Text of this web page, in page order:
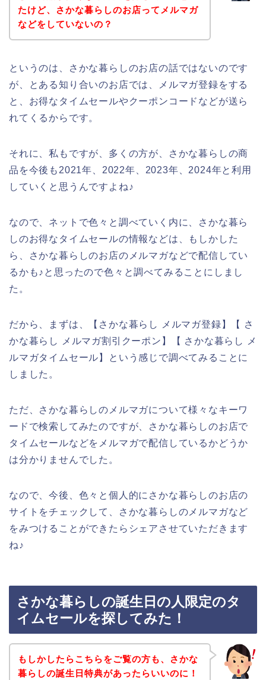
たけど、さかな暮らしのお店ってメルマガ
などをしていないの？
というのは、さかな暮らしのお店の話ではないのです
が、とある知り合いのお店では、メルマガ登録をする
と、お得なタイムセールやクーポンコードなどが送ら
れてくるからです。
それに、私もですが、多くの方が、さかな暮らしの商
品を今後も2021年、2022年、2023年、2024年と利用
していくと思うんですよね♪
なので、ネットで色々と調べていく内に、さかな暮ら
しのお得なタイムセールの情報などは、もしかした
ら、さかな暮らしのお店のメルマガなどで配信してい
るかも♪と思ったので色々と調べてみることにしまし
た。
だから、まずは、【さかな暮らし メルマガ登録】【 さ
かな暮らし メルマガ割引クーポン】【 さかな暮らし メ
ルマガタイムセール】という感じで調べてみることに
しました。
ただ、さかな暮らしのメルマガについて様々なキーワ
ードで検索してみたのですが、さかな暮らしのお店で
タイムセールなどをメルマガで配信しているかどうか
は分かりませんでした。
なので、今後、色々と個人的にさかな暮らしのお店の
サイトをチェックして、さかな暮らしのメルマガなど
をみつけることができたらシェアさせていただきます
ね♪
さかな暮らしの誕生日の人限定のタ
イムセールを探してみた！
もしかしたらこちらをご覧の方も、さかな
暮らしの誕生日特典があったらいいのに！